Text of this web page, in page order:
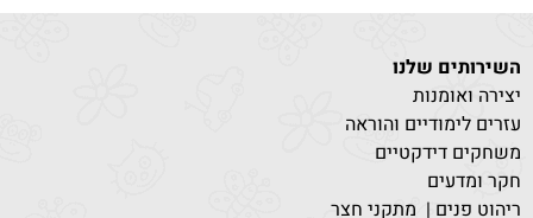
השירותים שלנו
יצירה ואומנות
עזרים לימודיים והוראה
משחקים דידקטיים
חקר ומדעים
ריהוט פנים | מתקני חצר